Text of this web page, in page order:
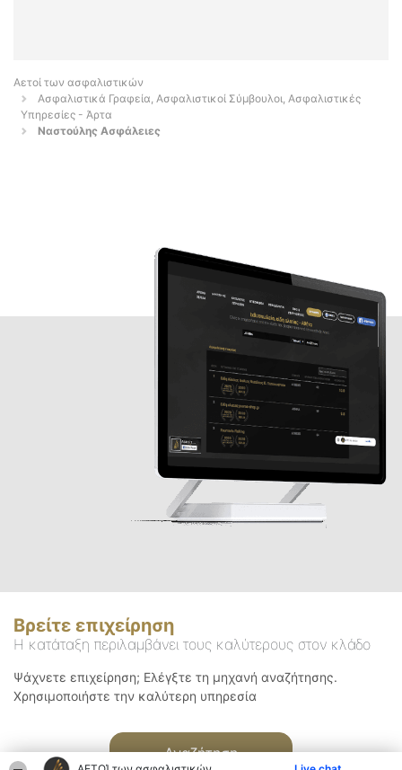
Αετοί των ασφαλιστικών
Ασφαλιστικά Γραφεία, Ασφαλιστικοί Σύμβουλοι, Ασφαλιστικές
Υπηρεσίες - Άρτα
Ναστούλης Ασφάλειες
Βρείτε επιχείρηση
Η κατάταξη περιλαμβάνει τους καλύτερους στον κλάδο
Ψάχνετε επιχείρηση; Ελέγξτε τη μηχανή αναζήτησης.
Χρησιμοποιήστε την καλύτερη υπηρεσία
Αναζήτηση